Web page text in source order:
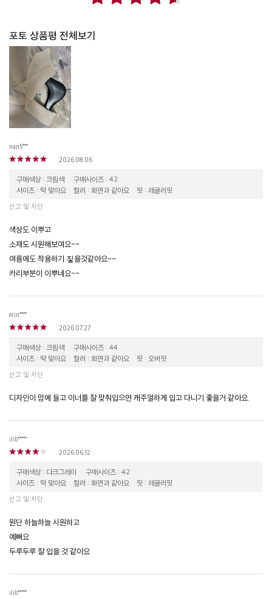
포토 상품평 전체보기
nan5***
2026.08.06
구매색상 : 크림색
구매사이즈 : 42
사이즈 : 딱 맞아요
컬러 : 화면과 같아요 핏 : 레귤러핏
신고 및 차단
색상도 이뿌고
소재도 시원해보여요~~
여름에도 착용하기 짛을것같아요~~
카리부분이 이뿌네요~~
erin****
2026.07.27
구매색상 : 크림색
구매사이즈 : 44
사이즈 : 딱 맞아요
컬러 : 화면과 같아요 핏 : 오버핏
신고 및 차단
디자인이 맘에 들고 이너를 잘 맞춰입으면 캐주얼하게 입고 다니기 좋을거 같아요.
ilib*****
2026.06.12
구매색상 : 다크그레이
구매사이즈 : 42
사이즈 : 딱 맞아요
컬러 : 화면과 같아요 핏 : 레귤러핏
신고 및 차단
원단 하늘하늘 시원하고
예뻐요
두루두루 잘 입을 것 같아요
ilib*****